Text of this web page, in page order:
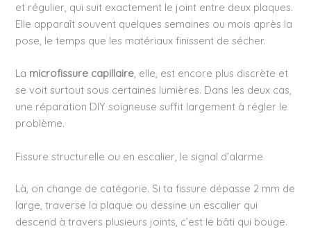
et régulier, qui suit exactement le joint entre deux plaques.
Elle apparaît souvent quelques semaines ou mois après la
pose, le temps que les matériaux finissent de sécher.
La microfissure capillaire, elle, est encore plus discrète et
se voit surtout sous certaines lumières. Dans les deux cas,
une réparation DIY soigneuse suffit largement à régler le
problème.
Fissure structurelle ou en escalier, le signal d’alarme
Là, on change de catégorie. Si ta fissure dépasse 2 mm de
large, traverse la plaque ou dessine un escalier qui
descend à travers plusieurs joints, c’est le bâti qui bouge.